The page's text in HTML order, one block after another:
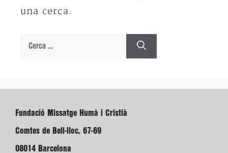
una cerca.
Cerca:
Fundació Missatge Humà i Cristià
Comtes de Bell-lloc, 67-69
08014 Barcelona